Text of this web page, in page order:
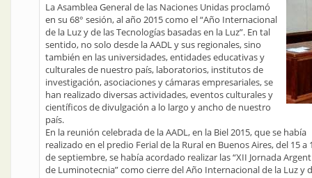
La Asamblea General de las Naciones Unidas proclamó
en su 68° sesión, al año 2015 como el “Año Internacional
de la Luz y de las Tecnologías basadas en la Luz”. En tal
sentido, no solo desde la AADL y sus regionales, sino
también en las universidades, entidades educativas y
culturales de nuestro país, laboratorios, institutos de
investigación, asociaciones y cámaras empresariales, se
han realizado diversas actividades, eventos culturales y
científicos de divulgación a lo largo y ancho de nuestro
país.
En la reunión celebrada de la AADL, en la Biel 2015, que se había
realizado en el predio Ferial de la Rural en Buenos Aires, del 15 a
de septiembre, se había acordado realizar las “XII Jornada
de Luminotecnia” como cierre del Año Internacional de la Luz y